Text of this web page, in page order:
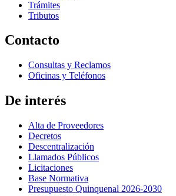
Trámites
Tributos
Contacto
Consultas y Reclamos
Oficinas y Teléfonos
De interés
Alta de Proveedores
Decretos
Descentralización
Llamados Públicos
Licitaciones
Base Normativa
Presupuesto Quinquenal 2026-2030